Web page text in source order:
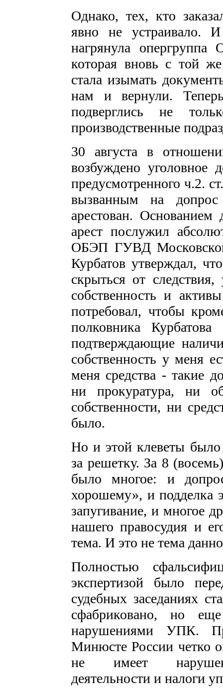
Однако, тех, кто
явно не устраивало.
нагрянула
которая вновь с той
стала изымать
нам и вернули.
подверглись не
производственные
30 августа в
возбуждено уголовное
предусмотренного ч.2.
вызванным на
арестован.
арест послужил
ОБЭП ГУВД Московской
Курбатов утверждал,
скрыться от
собственность и
потребовал, чтобы
полковника
подтверждающие
собственность у меня
меня средства - такие
ни прокуратура, ни
собственности, ни
было.
Но и этой клеветы было
за решетку. За 8
было многое: и
хорошему», и подделка
запугивание, и многое
нашего правосудия и
тема. И это не тема
Полностью
экспертизой было
судебных заседаниях
сфабриковано, но
нарушениями УПК.
Минюсте России четко
не имеет
деятельности и налоги